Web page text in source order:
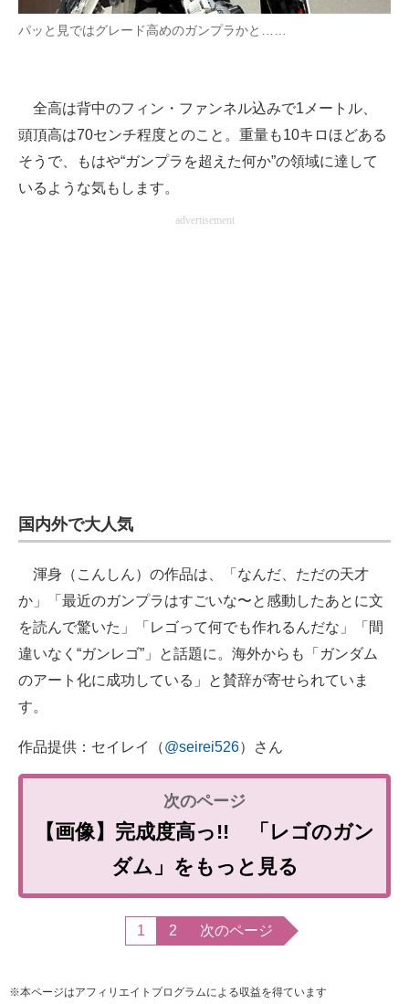
パッと見ではグレード高めのガンプラかと……
全高は背中のフィン・ファンネル込みで1メートル、
頭頂高は70センチ程度とのこと。重量も10キロほどある
そうで、もはや“ガンプラを超えた何か”の領域に達して
いるような気もします。
advertisement
国内外で大人気
渾身（こんしん）の作品は、「なんだ、ただの天才
か」「最近のガンプラはすごいな〜と感動したあとに文
を読んで驚いた」「レゴって何でも作れるんだな」「間
違いなく“ガンレゴ”」と話題に。海外からも「ガンダム
のアート化に成功している」と賛辞が寄せられていま
す。
作品提供：セイレイ（@seirei526）さん
【画像】完成度高っ!! 「レゴのガン
ダム」をもっと見る
1 2 次のページ
※本ページはアフィリエイトプログラムによる収益を得ています